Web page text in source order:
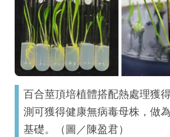
百合莖頂培植體搭配熱處理獲
測可獲得健康無病毒母株，做
基礎。（圖／陳盈君）